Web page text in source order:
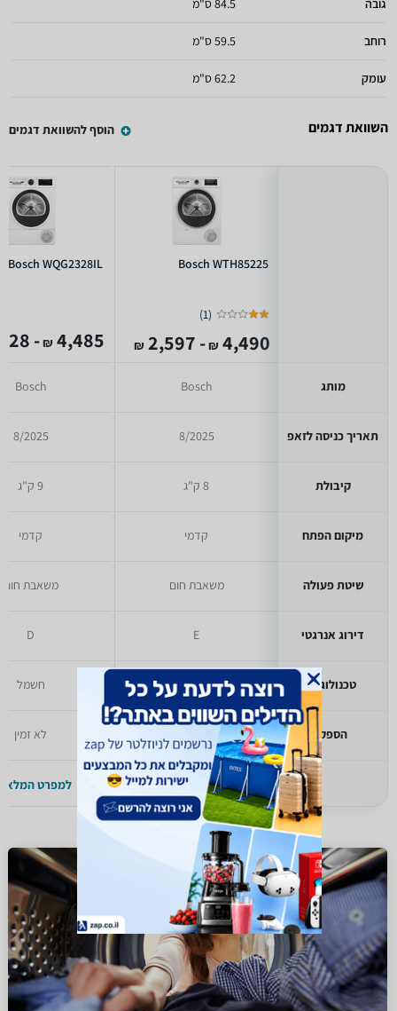
גובה 84.5 ס"מ
רוחב 59.5 ס"מ
עומק 62.2 ס"מ
השוואת דגמים הוסף להשוואת דגמים
מותג
תאריך כניסה לזאפ
קיבולת
מיקום הפתח
שיטת פעולה
דירוג אנרגטי
טכנולוגיה
הספק
Bosch WTH85225
(
1
)
4,490
₪
- 2,597
₪
Bosch
8/2025
8 ק"ג
קדמי
משאבת חום
E
חשמל
למפרט המלא >>
Bosch WQG2328IL
4,485
₪
- 3,528
Bosch
8/2025
9 ק"ג
קדמי
משאבת חום
D
חשמל
לא זמין
למפרט המלא